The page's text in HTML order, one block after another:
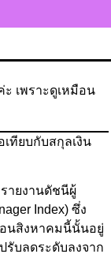
เพราะดูเหมือน
ทียบกับสกุลเงิน
รายงานดัชนีผู้
Index) ซึ่ง
อนสิงหาคมนี้นั้นอยู่
รับลดระดับลงจาก